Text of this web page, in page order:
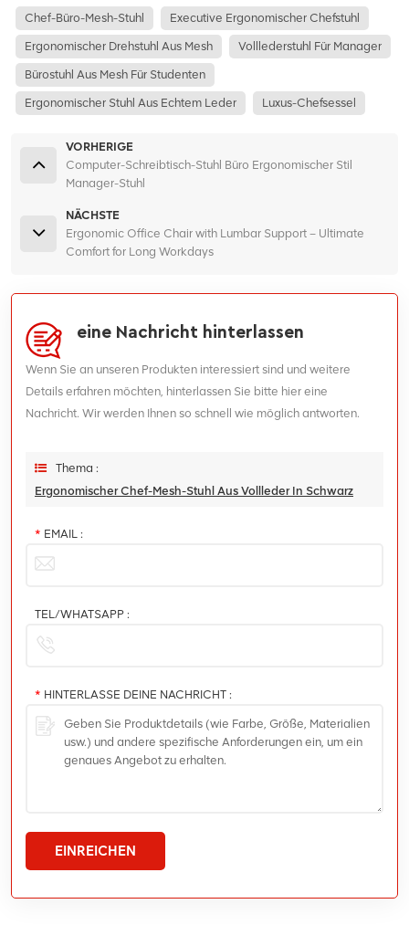
Chef-Büro-Mesh-Stuhl Executive Ergonomischer Chefstuhl
Ergonomischer Drehstuhl Aus Mesh Volllederstuhl Für Manager
Bürostuhl Aus Mesh Für Studenten
Ergonomischer Stuhl Aus Echtem Leder Luxus-Chefsessel
VORHERIGE
Computer-Schreibtisch-Stuhl Büro Ergonomischer Stil
Manager-Stuhl
NÄCHSTE
Ergonomic Office Chair with Lumbar Support – Ultimate
Comfort for Long Workdays
eine Nachricht hinterlassen
Wenn Sie an unseren Produkten interessiert sind und weitere
Details erfahren möchten, hinterlassen Sie bitte hier eine
Nachricht. Wir werden Ihnen so schnell wie möglich antworten.
Thema :
Ergonomischer Chef-Mesh-Stuhl Aus Vollleder In Schwarz
* EMAIL :
TEL/WHATSAPP :
* HINTERLASSE DEINE NACHRICHT :
EINREICHEN